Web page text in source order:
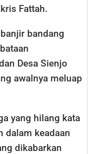
Fattah.
bandang
Desa Sienjo
awalnya meluap
yang hilang kata
dalam keadaan
dikabarkan